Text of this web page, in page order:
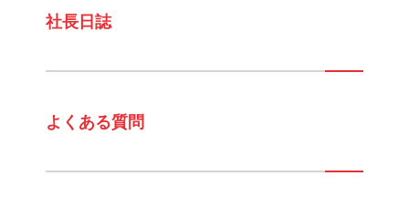
社長日誌
よくある質問